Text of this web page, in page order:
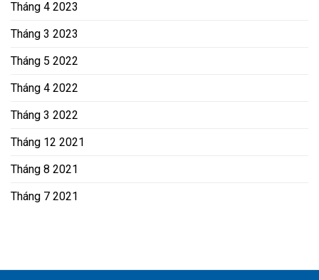
Tháng 4 2023
Tháng 3 2023
Tháng 5 2022
Tháng 4 2022
Tháng 3 2022
Tháng 12 2021
Tháng 8 2021
Tháng 7 2021